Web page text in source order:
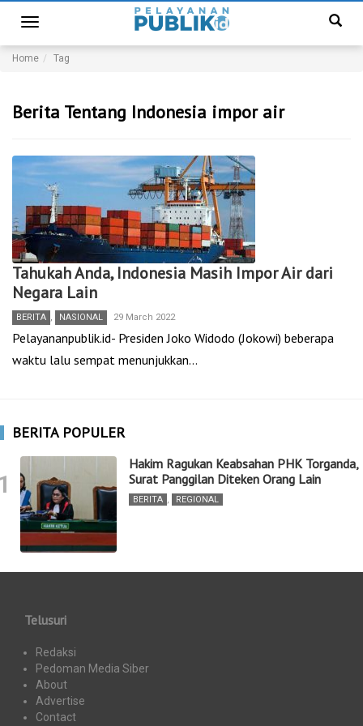
Toggle
navigation
Home Tag
Berita Tentang Indonesia impor air
Tahukah Anda, Indonesia Masih Impor Air dari
Negara Lain
BERITA , NASIONAL 29 March 2022
Pelayananpublik.id- Presiden Joko Widodo (Jokowi) beberapa
waktu lalu sempat menunjukkan…
BERITA POPULER
Hakim Ragukan Keabsahan PHK Torganda,
Surat Panggilan Diteken Orang Lain
BERITA , REGIONAL
Telusuri
Redaksi
Pedoman Media Siber
About
Advertise
Contact